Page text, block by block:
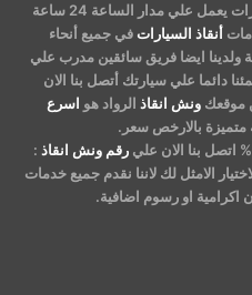
والمعدات ولدينا اسطول سيارات يعمل علي مدار الساعة 24 ساعة
أنقاذ السيارات في جميع أنحاء
ولدينا ايضا فريق سائقين مدرب علي
دائما علي سيارتك أتصل بنا الان
موقعك ونش انقاذ الرواد هو اسرع
بالارخص سعر.
رقم ونش انقاذ :
الامثل لك لاننا نقدم جميع خدمات